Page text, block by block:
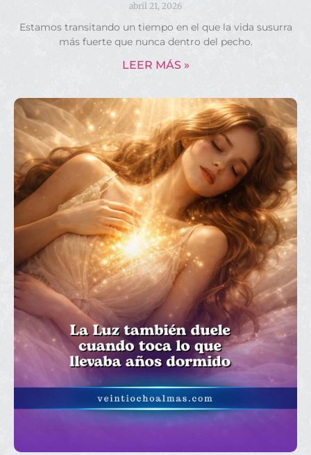
abril 21, 2026
Estamos transitando un tiempo en el que la vida susurra
más fuerte que nunca dentro del pecho.
LEER MÁS »